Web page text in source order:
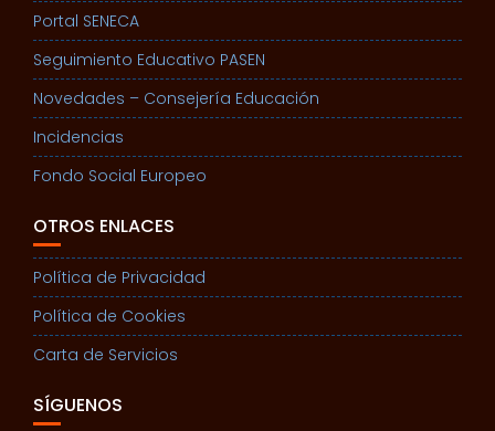
Portal SENECA
Seguimiento Educativo PASEN
Novedades – Consejería Educación
Incidencias
Fondo Social Europeo
OTROS ENLACES
Política de Privacidad
Política de Cookies
Carta de Servicios
SÍGUENOS